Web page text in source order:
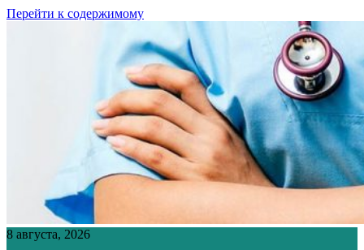
Перейти к содержимому
8 августа, 2026